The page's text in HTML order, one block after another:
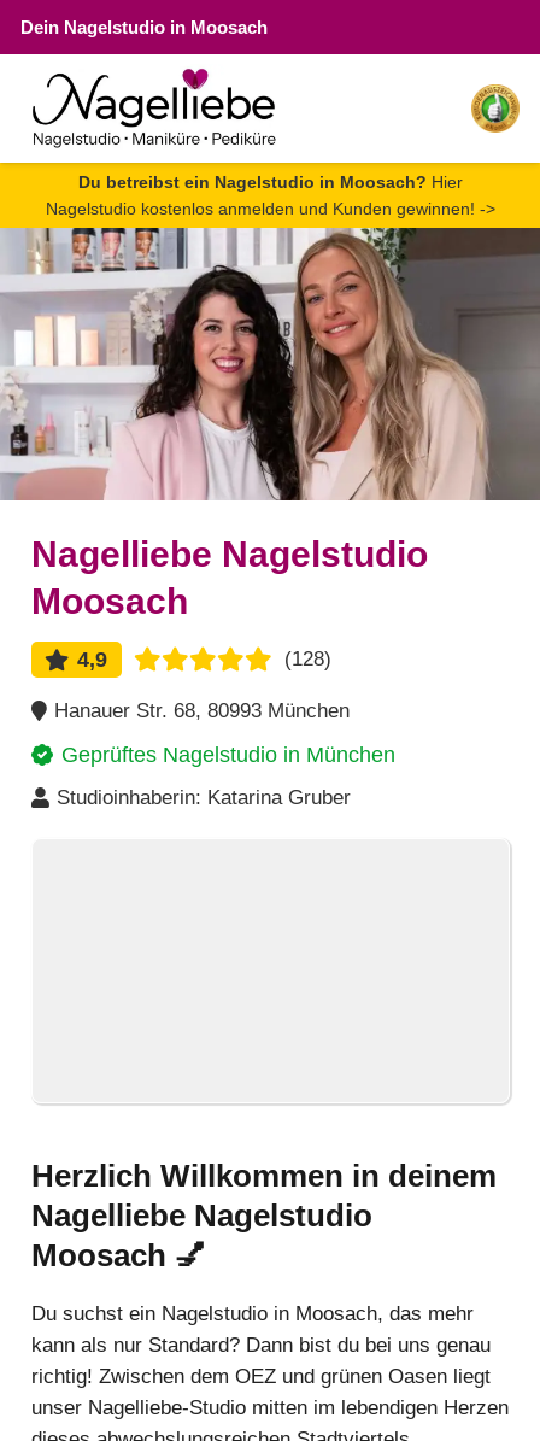
Dein Nagelstudio in Moosach
Du betreibst ein Nagelstudio in Moosach? Hier
Nagelstudio kostenlos anmelden und Kunden gewinnen! ->
Nagelliebe Nagelstudio
Moosach
4,9 (128)
Hanauer Str. 68, 80993 München
Geprüftes Nagelstudio in München
Studioinhaberin: Katarina Gruber
Herzlich Willkommen in deinem
Nagelliebe Nagelstudio
Moosach 💅
Du suchst ein Nagelstudio in Moosach, das mehr
kann als nur Standard? Dann bist du bei uns genau
richtig! Zwischen dem OEZ und grünen Oasen liegt
unser Nagelliebe-Studio mitten im lebendigen Herzen